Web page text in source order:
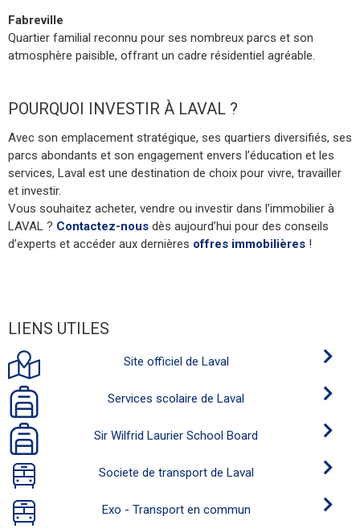
Fabreville
Quartier familial reconnu pour ses nombreux parcs et son
atmosphère paisible, offrant un cadre résidentiel agréable.
POURQUOI INVESTIR À LAVAL ?
Avec son emplacement stratégique, ses quartiers diversifiés, ses
parcs abondants et son engagement envers l’éducation et les
services, Laval est une destination de choix pour vivre, travailler
et investir.
Vous souhaitez acheter, vendre ou investir dans l’immobilier à
LAVAL ? Contactez-nous dès aujourd’hui pour des conseils
d’experts et accéder aux dernières offres immobilières !
LIENS UTILES
Site officiel de Laval
Services scolaire de Laval
Sir Wilfrid Laurier School Board
Societe de transport de Laval
Exo - Transport en commun